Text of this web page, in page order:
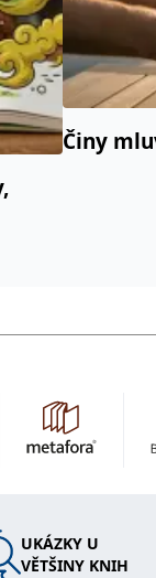
Činy
UKÁZKY U
VĚTŠINY KNIH